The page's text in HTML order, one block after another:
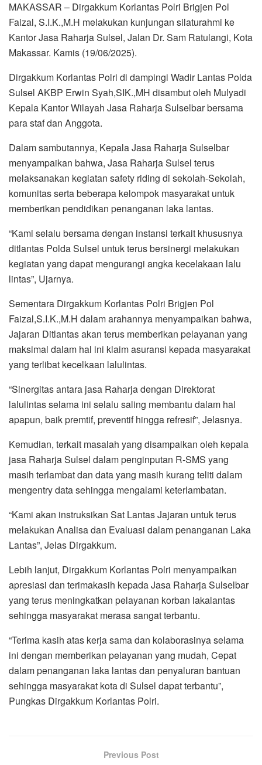
MAKASSAR – Dirgakkum Korlantas Polri Brigjen Pol
Faizal, S.I.K.,M.H melakukan kunjungan silaturahmi ke
Kantor Jasa Raharja Sulsel, Jalan Dr. Sam Ratulangi, Kota
Makassar. Kamis (19/06/2025).
Dirgakkum Korlantas Polri di dampingi Wadir Lantas Polda
Sulsel AKBP Erwin Syah,SIK.,MH disambut oleh Mulyadi
Kepala Kantor Wilayah Jasa Raharja Sulselbar bersama
para staf dan Anggota.
Dalam sambutannya, Kepala Jasa Raharja Sulselbar
menyampaikan bahwa, Jasa Raharja Sulsel terus
melaksanakan kegiatan safety riding di sekolah-Sekolah,
komunitas serta beberapa kelompok masyarakat untuk
memberikan pendidikan penanganan laka lantas.
“Kami selalu bersama dengan instansi terkait khususnya
ditlantas Polda Sulsel untuk terus bersinergi melakukan
kegiatan yang dapat mengurangi angka kecelakaan lalu
lintas”, Ujarnya.
Sementara Dirgakkum Korlantas Polri Brigjen Pol
Faizal,S.I.K.,M.H dalam arahannya menyampaikan bahwa,
Jajaran Ditlantas akan terus memberikan pelayanan yang
maksimal dalam hal ini klaim asuransi kepada masyarakat
yang terlibat kecelkaan lalulintas.
“Sinergitas antara jasa Raharja dengan Direktorat
lalulintas selama ini selalu saling membantu dalam hal
apapun, baik premtif, preventif hingga refresif”, Jelasnya.
Kemudian, terkait masalah yang disampaikan oleh kepala
jasa Raharja Sulsel dalam penginputan R-SMS yang
masih terlambat dan data yang masih kurang teliti dalam
mengentry data sehingga mengalami keterlambatan.
“Kami akan instruksikan Sat Lantas Jajaran untuk terus
melakukan Analisa dan Evaluasi dalam penanganan Laka
Lantas”, Jelas Dirgakkum.
Lebih lanjut, Dirgakkum Korlantas Polri menyampaikan
apresiasi dan terimakasih kepada Jasa Raharja Sulselbar
yang terus meningkatkan pelayanan korban lakalantas
sehingga masyarakat merasa sangat terbantu.
“Terima kasih atas kerja sama dan kolaborasinya selama
ini dengan memberikan pelayanan yang mudah, Cepat
dalam penanganan laka lantas dan penyaluran bantuan
sehingga masyarakat kota di Sulsel dapat terbantu”,
Pungkas Dirgakkum Korlantas Polri.
Previous Post